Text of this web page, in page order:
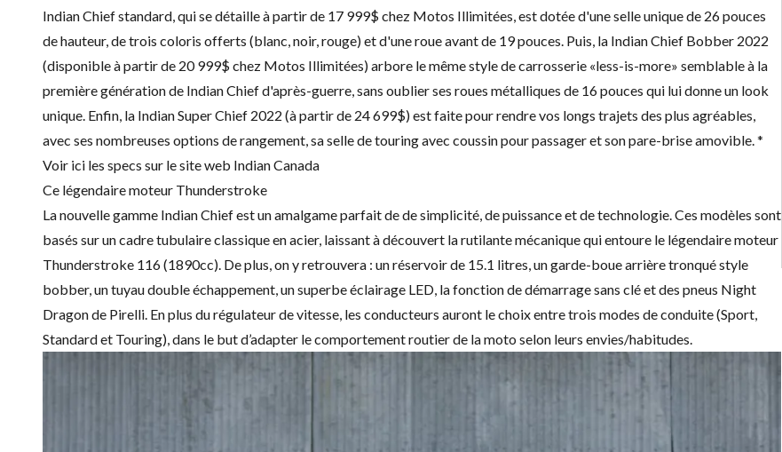
Indian Chief standard, qui se détaille à partir de 17 999$ chez Motos Illimitées, est dotée d'une selle unique de 26 pouces
de hauteur, de trois coloris offerts (blanc, noir, rouge) et d'une roue avant de 19 pouces. Puis, la Indian Chief Bobber 2022
(disponible à partir de 20 999$ chez Motos Illimitées) arbore le même style de carrosserie «less-is-more» semblable à la
première génération de Indian Chief d'après-guerre, sans oublier ses roues métalliques de 16 pouces qui lui donne un look
unique. Enfin, la Indian Super Chief 2022 (à partir de 24 699$) est faite pour rendre vos longs trajets des plus agréables,
avec ses nombreuses options de rangement, sa selle de touring avec coussin pour passager et son pare-brise amovible. *
Voir ici les specs sur le site web Indian Canada
Ce légendaire moteur Thunderstroke
La nouvelle gamme Indian Chief est un amalgame parfait de de simplicité, de puissance et de technologie. Ces modèles sont
basés sur un cadre tubulaire classique en acier, laissant à découvert la rutilante mécanique qui entoure le légendaire moteur
Thunderstroke 116 (1890cc). De plus, on y retrouvera : un réservoir de 15.1 litres, un garde-boue arrière tronqué style
bobber, un tuyau double échappement, un superbe éclairage LED, la fonction de démarrage sans clé et des pneus Night
Dragon de Pirelli. En plus du régulateur de vitesse, les conducteurs auront le choix entre trois modes de conduite (Sport,
Standard et Touring), dans le but d’adapter le comportement routier de la moto selon leurs envies/habitudes.